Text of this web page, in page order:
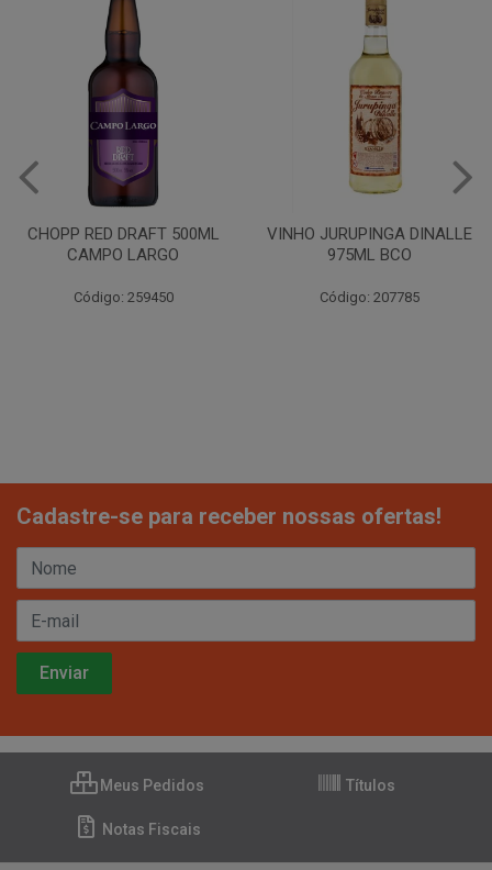
CHOPP RED DRAFT 500ML
CAMPO LARGO
Código: 259450
VINHO JURUPINGA DINALLE
975ML BCO
Código: 207785
Cadastre-se para receber nossas ofertas!
Meus Pedidos Títulos
Notas Fiscais